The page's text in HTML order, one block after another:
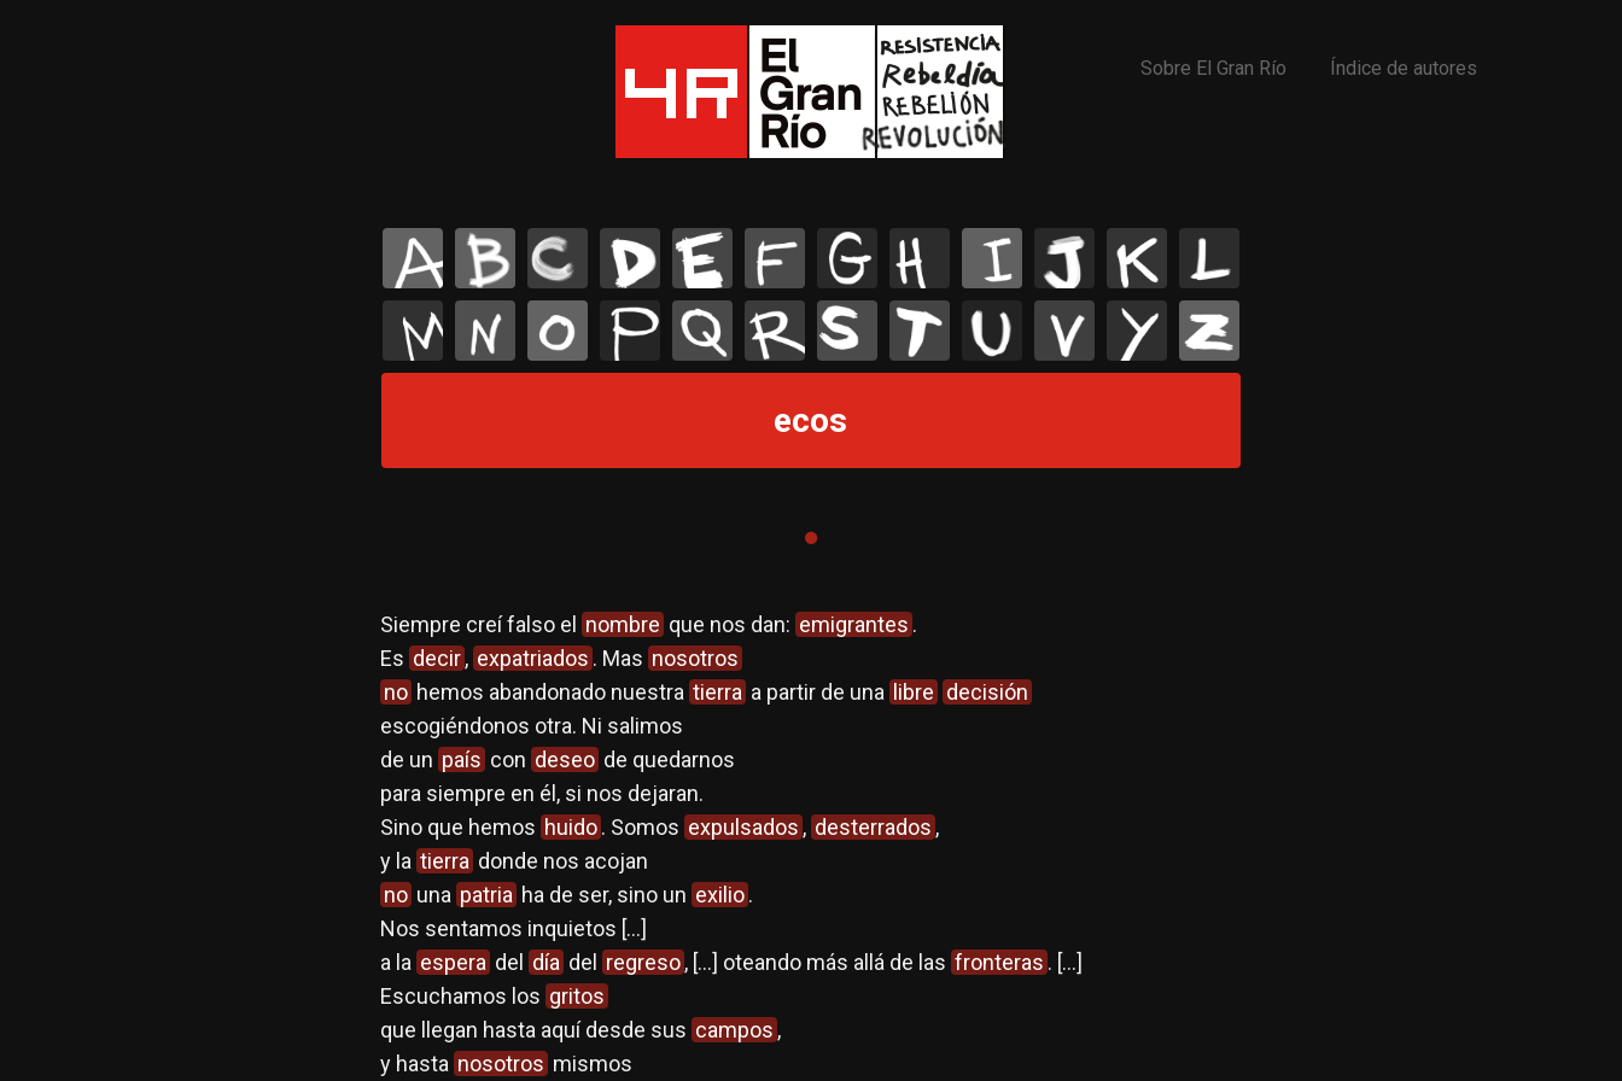
Sobre El Gran Río Índice de autores
A B C D E F G H J K
L
ecos
Siempre creí falso el nombre que nos dan: emigrantes .
Es decir, expatriados . Mas nosotros
no hemos abandonado nuestra tierra a partir de una libre decisión
escogiéndonos otra. Ni salimos
de un país con deseo de quedarnos
para siempre en él, si nos dejaran.
Sino que hemos huido. Somos expulsados , desterrados ,
y la tierra donde nos acojan
no una patria ha de ser, sino un exilio.
Nos sentamos inquietos [...]
a la espera del día del regreso, [...] oteando más allá de las fronteras . [...]
Escuchamos los gritos
que llegan hasta aquí desde sus campos ,
y hasta nosotros mismos